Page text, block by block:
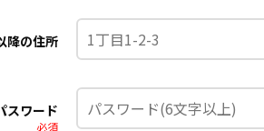
降の住所
スワード
必須